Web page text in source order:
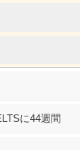
に44週間